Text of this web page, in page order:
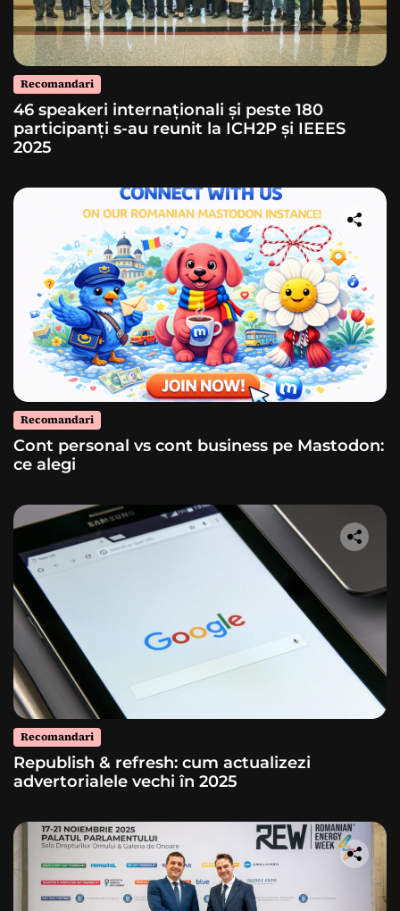
Recomandari
46 speakeri internaționali și peste 180
participanți s-au reunit la ICH2P și IEEES
2025
Recomandari
Cont personal vs cont business pe Mastodon:
ce alegi
Recomandari
Republish & refresh: cum actualizezi
advertorialele vechi în 2025